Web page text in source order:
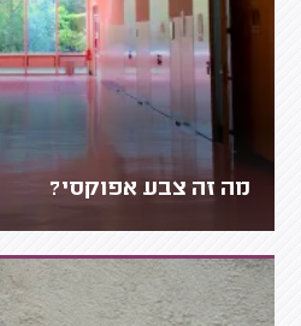
מה זה צבע אפוקסי?